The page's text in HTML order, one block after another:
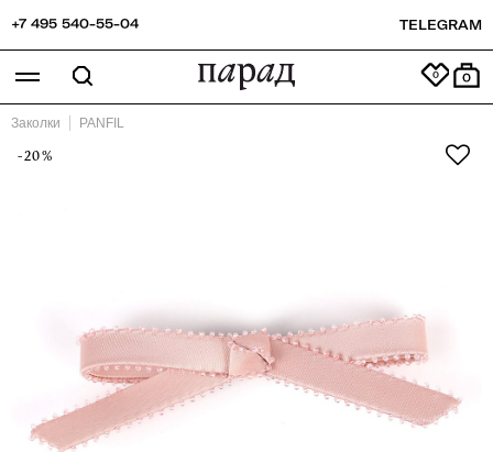
+7 495 540-55-04 TELEGRAM
0
Заколки PANFIL
-20%